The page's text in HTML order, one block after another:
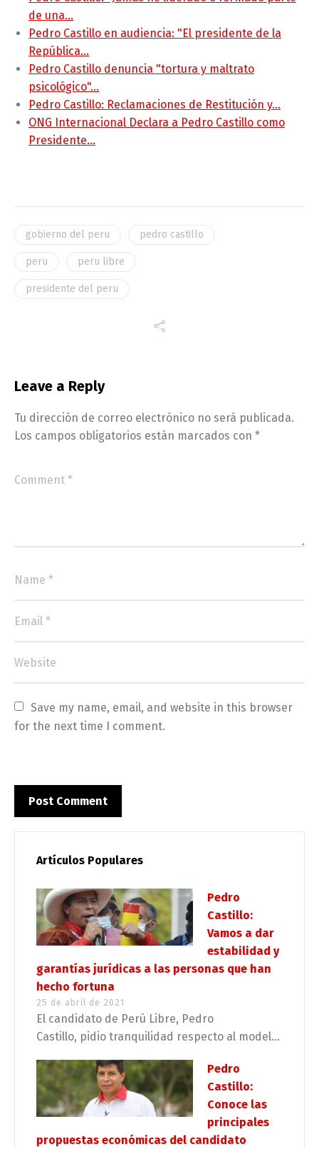
de una…
Pedro Castillo en audiencia: "El presidente de la
República…
Pedro Castillo denuncia "tortura y maltrato
psicológico"…
Pedro Castillo: Reclamaciones de Restitución y…
ONG Internacional Declara a Pedro Castillo como
Presidente…
gobierno del peru pedro castillo
peru peru libre
presidente del peru
Leave a Reply
Tu dirección de correo electrónico no será publicada.
Los campos obligatorios están marcados con *
Save my name, email, and website in this browser
for the next time I comment.
Artículos Populares
Pedro
Castillo:
Vamos a dar
estabilidad y
garantías jurídicas a las personas que han
hecho fortuna
25 de abril de 2021
El candidato de Perú Libre, Pedro
Castillo, pidio tranquilidad respecto al model...
Pedro
Castillo:
Conoce las
principales
propuestas económicas del candidato